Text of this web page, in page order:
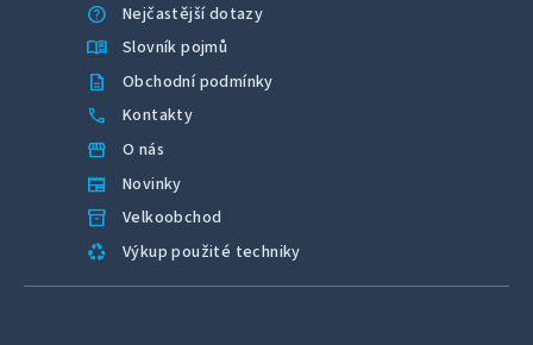
help
Nejčastější dotazy
menu_book Slovník pojmů
description Obchodní podmínky
call Kontakty
storefront O nás
newspaper Novinky
inventory_2 Velkoobchod
recycling Výkup použité techniky